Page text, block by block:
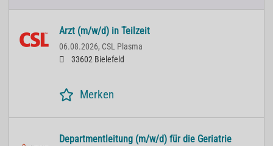
Arzt (m/w/d) in Teilzeit
06.08.2026, CSL Plasma
33602 Bielefeld
Merken
Departmentleitung (m/w/d) für die Geriatrie